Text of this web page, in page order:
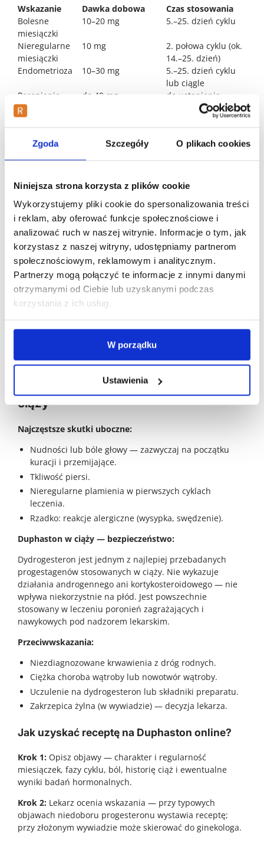
Zgoda Szczegóły O plikach cookies
Niniejsza strona korzysta z plików cookie
Wykorzystujemy pliki cookie do spersonalizowania treści
i reklam, aby oferować funkcje społecznościowe i
analizować ruch w naszej witrynie. Informacje o tym, jak
korzystasz z naszej witryny, udostępniamy partnerom
społecznościowym, reklamowym i analitycznym.
Partnerzy mogą połączyć te informacje z innymi danymi
otrzymanymi od Ciebie lub uzyskanymi podczas
korzystania z ich usług.
W porządku
Ustawienia
Wskazanie Dawka dobowa
Czas stosowania
Bolesne
miesiączki
10–20 mg 5.–25. dzień cyklu
Nieregularne
miesiączki
10 mg
2. połowa cyklu (ok.
14.–25. dzień)
Endometrioza
10–30 mg
5.–25. dzień cyklu
lub ciągle
Poronienie
zagrażające
do 40 mg
do ustąpienia
objawów
nawykowe
ciąży
Niepłodność
10 mg
Tabletki przyjmuje się doustnie, popijając wodą —
niezależnie od posiłku.
Nie przerywaj leczenia nagle bez konsultacji z
lekarzem (szczególnie w ciąży).
Jeśli zapomnisz o dawce — przyjmij ją jak najszybciej,
ale nie podwajaj dawki.
Potrzebujesz recepty na Duphaston?
Umów konsultację z lekarzem online w 5 minut — bez
kolejki, bez wychodzenia z domu.
Umów konsultację
Skutki uboczne i bezpieczeństwo w
ciąży
Najczęstsze skutki uboczne:
Nudności lub bóle głowy — zazwyczaj na początku
kuracji i przemijające.
Tkliwość piersi.
Nieregularne plamienia w pierwszych cyklach
leczenia.
Rzadko: reakcje alergiczne (wysypka, swędzenie).
Duphaston w ciąży — bezpieczeństwo:
Dydrogesteron jest jednym z najlepiej przebadanych
progestagenów stosowanych w ciąży. Nie wykazuje
działania androgennego ani kortykosteroidowego — nie
wpływa niekorzystnie na płód. Jest powszechnie
stosowany w leczeniu poronień zagrażających i
nawykowych pod nadzorem lekarskim.
Przeciwwskazania:
Niezdiagnozowane krwawienia z dróg rodnych.
Ciężka choroba wątroby lub nowotwór wątroby.
Uczulenie na dydrogesteron lub składniki preparatu.
Zakrzepica żylna (w wywiadzie) — decyzja lekarza.
Jak uzyskać receptę na Duphaston online?
Krok 1: Opisz objawy — charakter i regularność
miesiączek, fazy cyklu, ból, historię ciąż i ewentualne
wyniki badań hormonalnych.
Krok 2: Lekarz ocenia wskazania — przy typowych
objawach niedoboru progesteronu wystawia receptę;
przy złożonym wywiadzie może skierować do ginekologa.